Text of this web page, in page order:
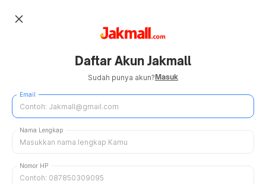
close
Daftar Akun Jakmall
Sudah punya akun?Masuk
Email
Nama Lengkap
Nomor HP